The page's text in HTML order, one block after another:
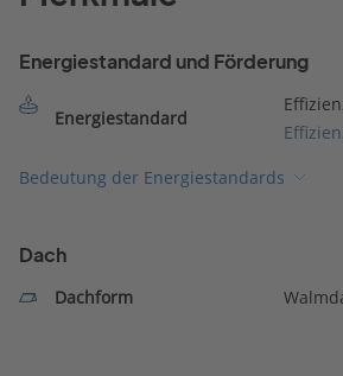
Energiestandard und Förderung
Energiestandard
Bedeutung der Energiestandards
Dach
Dachform